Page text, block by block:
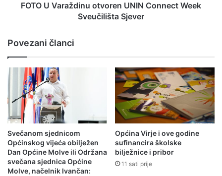
FOTO U Varaždinu otvoren UNIN Connect Week
Sveučilišta Sjever
Povezani članci
Svečanom sjednicom
Općinskog vijeća obilježen
Dan Općine Molve ili Održana
svečana sjednica Općine
Molve, načelnik Ivančan:
Općina Virje i ove godine
sufinancira školske
bilježnice i pribor
11 sati prije